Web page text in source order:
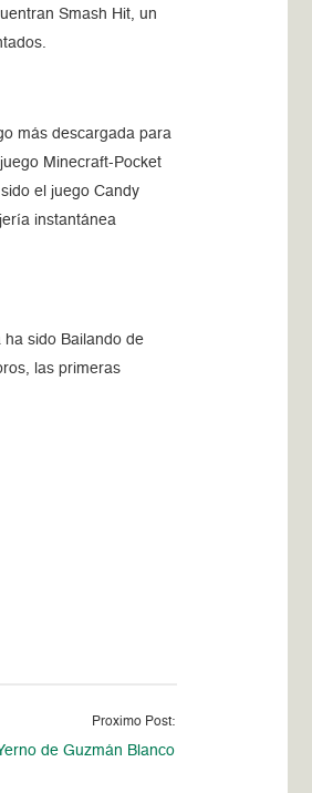
Smash Hit, un
más descargada para
Minecraft-Pocket
el juego Candy
instantánea
ha sido Bailando de
las primeras
Proximo Post:
de Guzmán Blanco